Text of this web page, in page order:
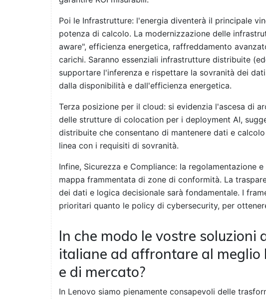
Poi le Infrastrutture: l'energia diventerà il principale
potenza di calcolo. La modernizzazione delle
aware", efficienza energetica, raffreddamento
carichi. Saranno essenziali infrastrutture distribuite
supportare l'inferenza e rispettare la sovranità dei
dalla disponibilità e dall'efficienza energetica.
Terza posizione per il cloud: si evidenzia l'ascesa di
delle strutture di colocation per i deployment AI,
distribuite che consentano di mantenere dati e
linea con i requisiti di sovranità.
Infine, Sicurezza e Compliance: la regolamentazione
mappa frammentata di zone di conformità. La
dei dati e logica decisionale sarà fondamentale. I
prioritari quanto le policy di cybersecurity, per
In che modo le vostre soluzioni
italiane ad affrontare al meglio
e di mercato?
In Lenovo siamo pienamente consapevoli delle